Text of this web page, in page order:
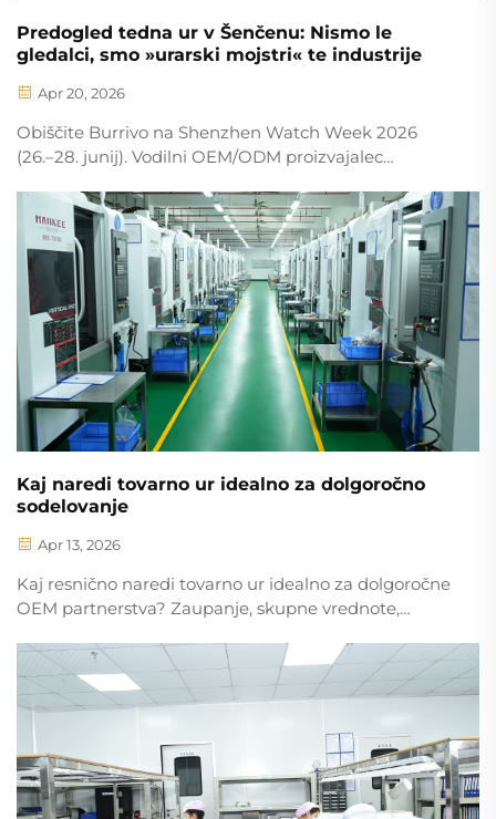
Predogled tedna ur v Šenčenu: Nismo le
gledalci, smo »urarski mojstri« te industrije
Apr 20, 2026
Obiščite Burrivo na Shenzhen Watch Week 2026
(26.–28. junij). Vodilni OEM/ODM proizvajalec
Skupaj ustvarimo premium ure.
Kaj naredi tovarno ur idealno za dolgoročno
sodelovanje
Apr 13, 2026
Kaj resnično naredi tovarno ur idealno za dolgoročne
OEM partnerstva? Zaupanje, skupne vrednote,
nepogojnih lastnosti. Prenesite našo kontrolni
seznam za partnerje.